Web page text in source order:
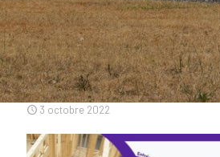
3 octobre 2022